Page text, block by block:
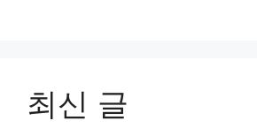
최신 글